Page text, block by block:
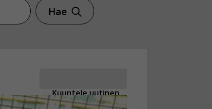
Hae
Kuuntele uutinen